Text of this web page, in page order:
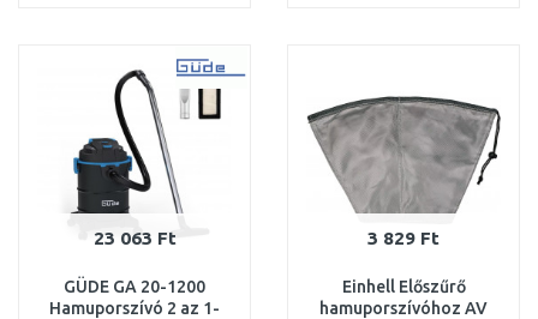
Összehasonlítás
23 063 Ft
GÜDE GA 20-1200
Hamuporszívó 2 az 1-
3 829 Ft
Einhell Előszűrő
hamuporszívóhoz AV